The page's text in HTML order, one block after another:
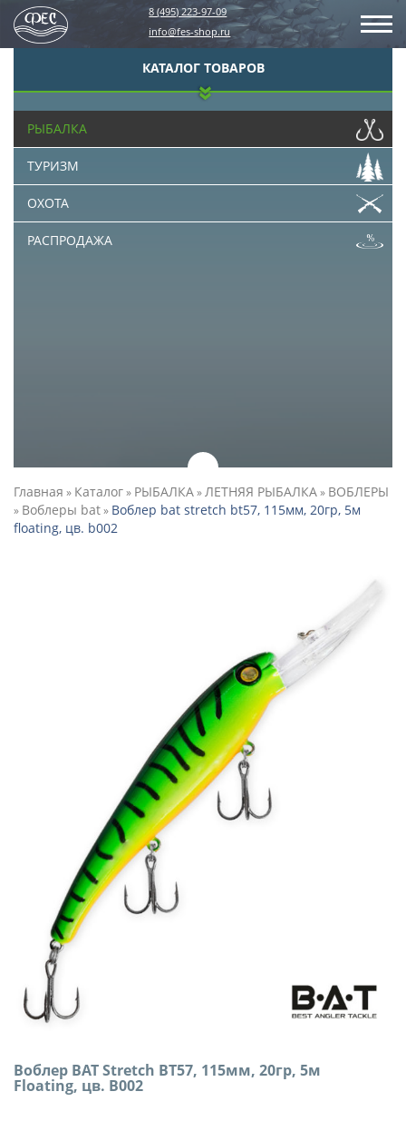
8 (495) 223-97-09
info@fes-shop.ru
КАТАЛОГ ТОВАРОВ
РЫБАЛКА
ТУРИЗМ
ОХОТА
РАСПРОДАЖА
Главная » Каталог» РЫБАЛКА»ЛЕТНЯЯ РЫБАЛКА» ВОБЛЕРЫ
» Воблеры bat» Воблер bat stretch bt57, 115мм, 20гр, 5м
floating, цв. b002
Воблер BAT Stretch BT57, 115мм, 20гр, 5м
Floating, цв. B002